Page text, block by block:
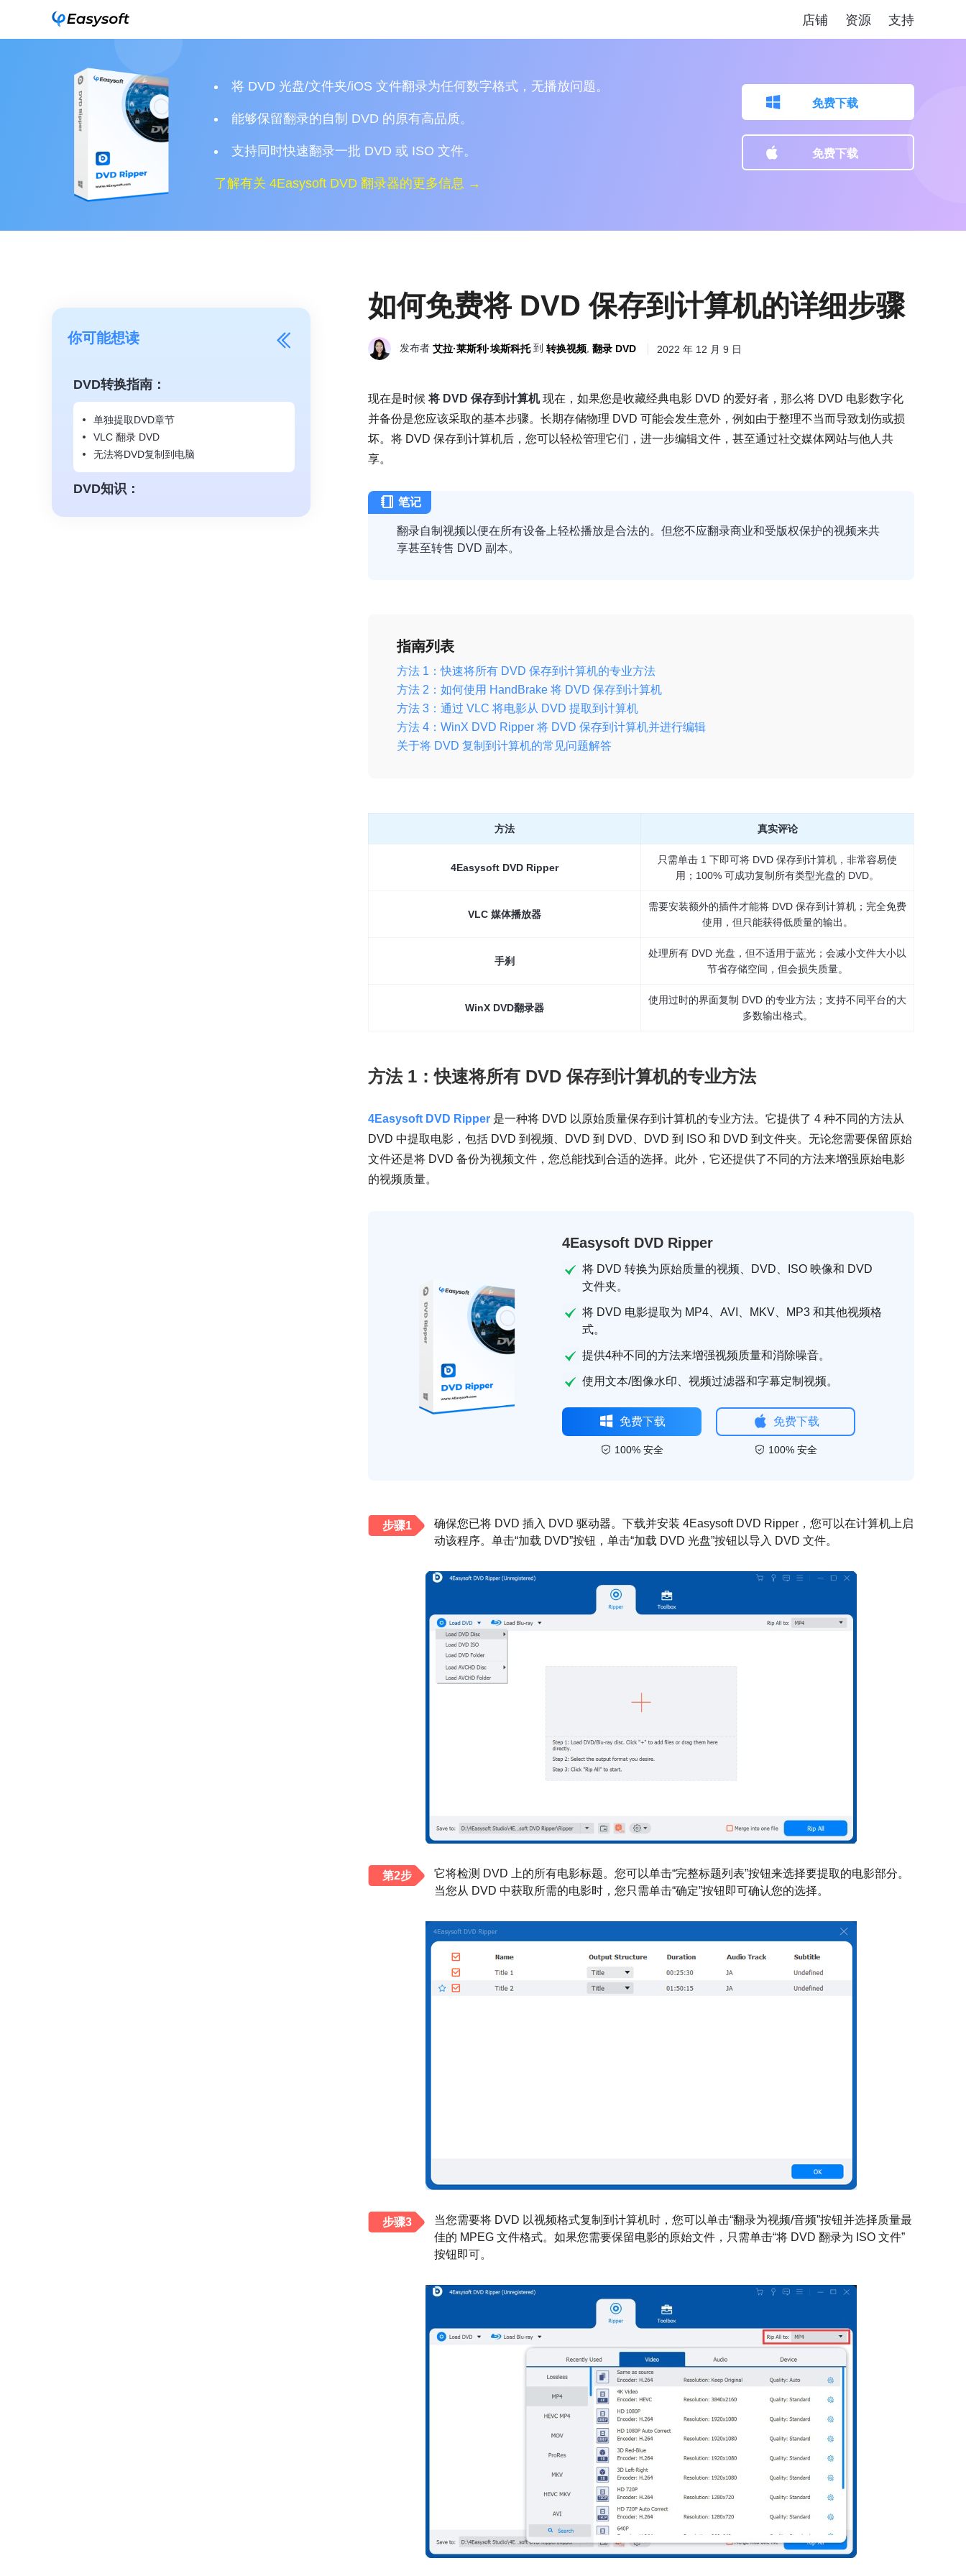
店铺 资源 支持
将 DVD 光盘/文件夹/iOS 文件翻录为任何数字格式，无播放问题。
能够保留翻录的自制 DVD 的原有高品质。
支持同时快速翻录一批 DVD 或 ISO 文件。
了解有关 4Easysoft DVD 翻录器的更多信息 →
免费下载
免费下载
你可能想读
DVD转换指南：
单独提取DVD章节
VLC 翻录 DVD
无法将DVD复制到电脑
DVD知识：
如何免费将 DVD 保存到计算机的详细步骤
发布者 艾拉·莱斯利·埃斯科托到 转换视频, 翻录 DVD 2022 年 12 月 9 日
现在是时候将 DVD 保存到计算机现在，如果您是收藏经典电影 DVD 的爱好者，那么将 DVD 电影数字化
并备份是您应该采取的基本步骤。长期存储物理 DVD 可能会发生意外，例如由于整理不当而导致划伤或损
坏。将 DVD 保存到计算机后，您可以轻松管理它们，进一步编辑文件，甚至通过社交媒体网站与他人共
享。
笔记
翻录自制视频以便在所有设备上轻松播放是合法的。但您不应翻录商业和受版权保护的视频来共
享甚至转售 DVD 副本。
指南列表
方法 1：快速将所有 DVD 保存到计算机的专业方法
方法 2：如何使用 HandBrake 将 DVD 保存到计算机
方法 3：通过 VLC 将电影从 DVD 提取到计算机
方法 4：WinX DVD Ripper 将 DVD 保存到计算机并进行编辑
关于将 DVD 复制到计算机的常见问题解答
方法 真实评论
4Easysoft DVD Ripper
只需单击 1 下即可将 DVD 保存到计算机，非常容易使
用；100% 可成功复制所有类型光盘的 DVD。
VLC 媒体播放器
需要安装额外的插件才能将 DVD 保存到计算机；完全免费
使用，但只能获得低质量的输出。
手刹
处理所有 DVD 光盘，但不适用于蓝光；会减小文件大小以
节省存储空间，但会损失质量。
WinX DVD翻录器
使用过时的界面复制 DVD 的专业方法；支持不同平台的大
多数输出格式。
方法 1：快速将所有 DVD 保存到计算机的专业方法
4Easysoft DVD Ripper 是一种将 DVD 以原始质量保存到计算机的专业方法。它提供了 4 种不同的方法从
DVD 中提取电影，包括 DVD 到视频、DVD 到 DVD、DVD 到 ISO 和 DVD 到文件夹。无论您需要保留原始
文件还是将 DVD 备份为视频文件，您总能找到合适的选择。此外，它还提供了不同的方法来增强原始电影
的视频质量。
4Easysoft DVD Ripper
将 DVD 转换为原始质量的视频、DVD、ISO 映像和 DVD
文件夹。
将 DVD 电影提取为 MP4、AVI、MKV、MP3 和其他视频格
式。
提供4种不同的方法来增强视频质量和消除噪音。
使用文本/图像水印、视频过滤器和字幕定制视频。
免费下载
100% 安全
免费下载
100% 安全
步骤1
确保您已将 DVD 插入 DVD 驱动器。下载并安装 4Easysoft DVD Ripper，您可以在计算机上启
动该程序。单击“加载 DVD”按钮，单击“加载 DVD 光盘”按钮以导入 DVD 文件。
第2步
它将检测 DVD 上的所有电影标题。您可以单击“完整标题列表”按钮来选择要提取的电影部分。
当您从 DVD 中获取所需的电影时，您只需单击“确定”按钮即可确认您的选择。
步骤3
当您需要将 DVD 以视频格式复制到计算机时，您可以单击“翻录为视频/音频”按钮并选择质量最
佳的 MPEG 文件格式。如果您需要保留电影的原始文件，只需单击“将 DVD 翻录为 ISO 文件”
按钮即可。